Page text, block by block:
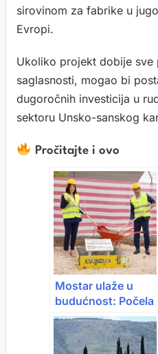
sirovinom za fabrike u
Evropi.
Ukoliko projekt dobije sve
saglasnosti, mogao bi
dugoročnih investicija u
sektoru Unsko-sanskog
Pročitajte i ovo
Mostar ulaže u
budućnost: Počela
gradnja modernog
terminala